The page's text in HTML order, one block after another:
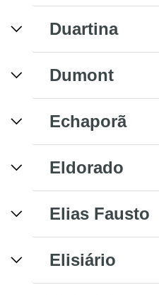
Duartina
Dumont
Echaporã
Eldorado
Elias Fausto
Elisiário